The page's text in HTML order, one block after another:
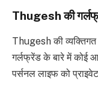
Thugesh की
Thugesh की
गर्लफ्रेंड के बारे में कोई
पर्सनल लाइफ को